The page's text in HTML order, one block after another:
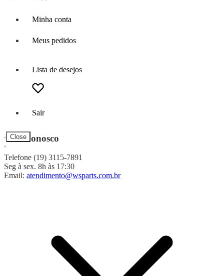
Minha conta
Meus pedidos
Lista de desejos
Sair
Close
Fale Conosco
Telefone (19) 3115-7891
Seg à sex. 8h às 17:30
Email: atendimento@wsparts.com.br